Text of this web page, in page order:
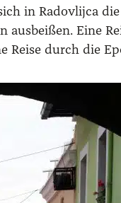
in Radovlijca
ausbeißen. Eine
Reise durch die